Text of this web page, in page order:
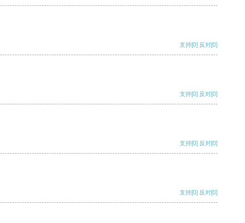
支持[0] 反对[0]
支持[0] 反对[0]
支持[0] 反对[0]
支持[0] 反对[0]